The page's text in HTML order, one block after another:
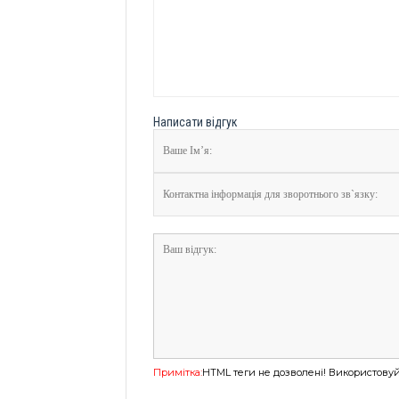
Написати відгук
Примітка:HTML теги не дозволені!